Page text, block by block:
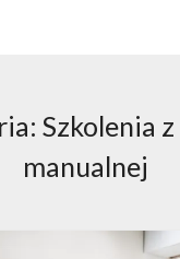
Szkolenia
manualnej